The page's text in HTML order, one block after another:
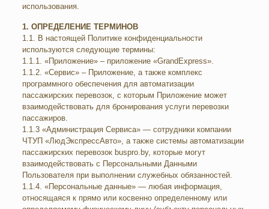
использования.
1. ОПРЕДЕЛЕНИЕ ТЕРМИНОВ
1.1. В настоящей Политике конфиденциальности
используются следующие термины:
1.1.1. «Приложение» – приложение «GrandExpress».
1.1.2. «Сервис» – Приложение, а также комплекс
программного обеспечения для автоматизации
пассажирских перевозок, с которым Приложение может
взаимодействовать для бронирования услуги перевозки
пассажиров.
1.1.3 «Администрация Сервиса» — сотрудники компании
ЧТУП «ЛюдЭкспрессАвто», а также системы автоматизации
пассажирских перевозок buspro.by, которые могут
взаимодействовать с Персональными Данными
Пользователя при выполнении служебных обязанностей.
1.1.4. «Персональные данные» — любая информация,
относящаяся к прямо или косвенно определенному или